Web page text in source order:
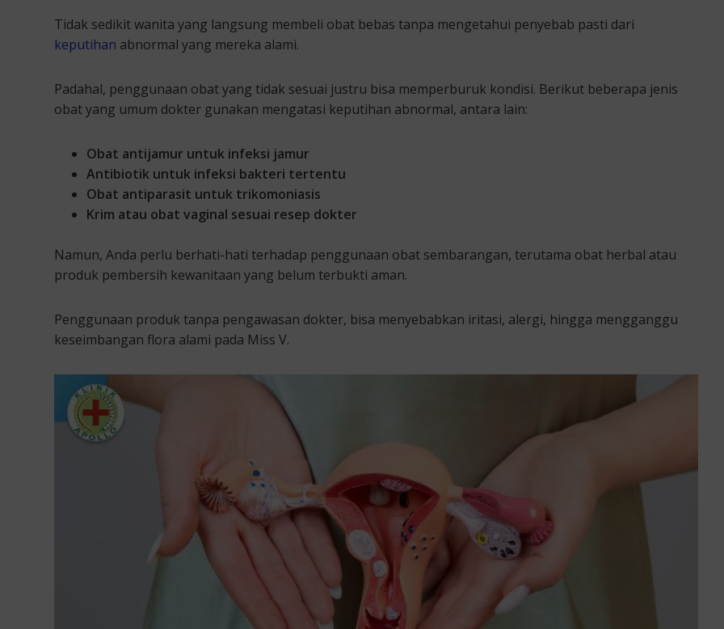
Tidak sedikit wanita yang langsung membeli obat bebas tanpa mengetahui penyebab pasti dari
keputihan abnormal yang mereka alami.
Padahal, penggunaan obat yang tidak sesuai justru bisa memperburuk kondisi. Berikut beberapa jenis
obat yang umum dokter gunakan mengatasi keputihan abnormal, antara lain:
Obat antijamur untuk infeksi jamur
Antibiotik untuk infeksi bakteri tertentu
Obat antiparasit untuk trikomoniasis
Krim atau obat vaginal sesuai resep dokter
Namun, Anda perlu berhati-hati terhadap penggunaan obat sembarangan, terutama obat herbal atau
produk pembersih kewanitaan yang belum terbukti aman.
Penggunaan produk tanpa pengawasan dokter, bisa menyebabkan iritasi, alergi, hingga mengganggu
keseimbangan flora alami pada Miss V.